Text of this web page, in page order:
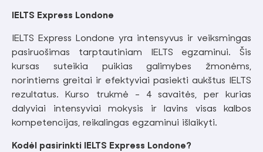
IELTS Express Londone
IELTS Express Londone yra intensyvus ir veiksmingas
pasiruošimas tarptautiniam IELTS egzaminui. Šis
kursas suteikia puikias galimybes žmonėms,
norintiems greitai ir efektyviai pasiekti aukštus IELTS
rezultatus. Kurso trukmė - 4 savaitės, per kurias
dalyviai intensyviai mokysis ir lavins visas kalbos
kompetencijas, reikalingas egzaminui išlaikyti.
Kodėl pasirinkti IELTS Express Londone?